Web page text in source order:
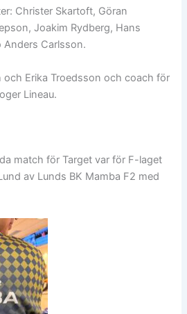
Christer Skartoft, Göran
Joakim Rydberg, Hans
Anders Carlsson.
och Erika Troedsson och coach för
Lineau.
match för Target var för F-laget
av Lunds BK Mamba F2 med